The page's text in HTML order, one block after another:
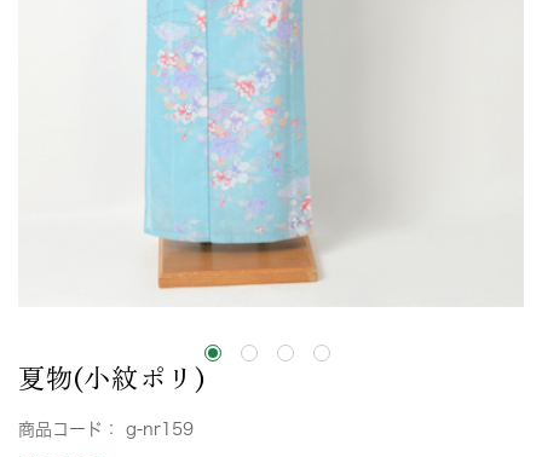
夏物(小紋ポリ)
商品コード： g-nr159